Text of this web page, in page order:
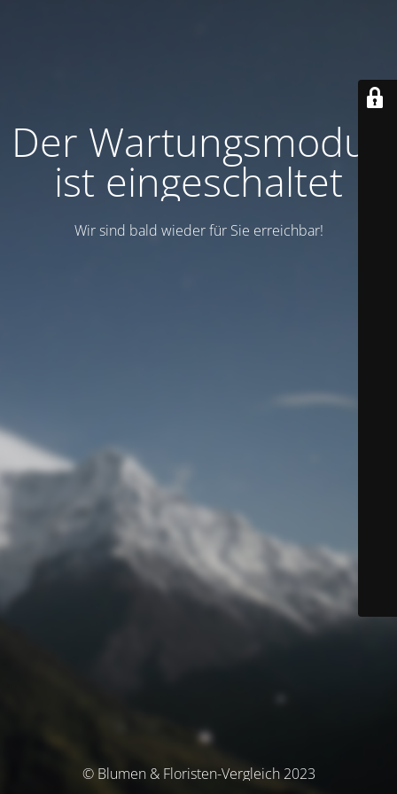
Der Wartungsmodus
ist eingeschaltet
Wir sind bald wieder für Sie erreichbar!
© Blumen & Floristen-Vergleich 2023